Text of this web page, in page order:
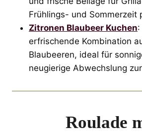
Frühlings- und Sommerzeit
Zitronen Blaubeer Kuchen:
erfrischende Kombination
Blaubeeren, ideal für
neugierige Abwechslung
Roulade